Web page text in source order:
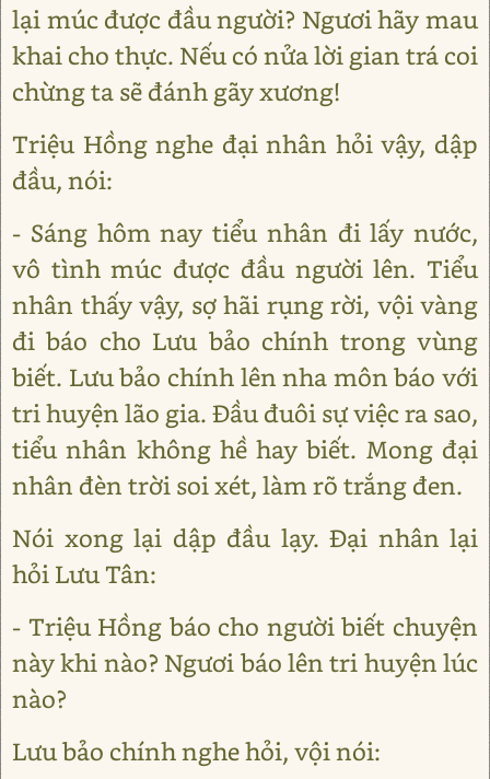
lại múc được đầu người? Ngươi hãy mau
khai cho thực. Nếu có nửa lời gian trá coi
chừng ta sẽ đánh gãy xương!
Triệu Hồng nghe đại nhân hỏi vậy, dập
đầu, nói:
- Sáng hôm nay tiểu nhân đi lấy nước,
vô tình múc được đầu người lên. Tiểu
nhân thấy vậy, sợ hãi rụng rời, vội vàng
đi báo cho Lưu bảo chính trong vùng
biết. Lưu bảo chính lên nha môn báo với
tri huyện lão gia. Đầu đuôi sự việc ra sao,
tiểu nhân không hề hay biết. Mong đại
nhân đèn trời soi xét, làm rõ trắng đen.
Nói xong lại dập đầu lạy. Đại nhân lại
hỏi Lưu Tân:
- Triệu Hồng báo cho người biết chuyện
này khi nào? Ngươi báo lên tri huyện lúc
nào?
Lưu bảo chính nghe hỏi, vội nói: